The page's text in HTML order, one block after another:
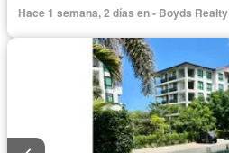
Hace 1 semana, 2 días en - Boyds Realty